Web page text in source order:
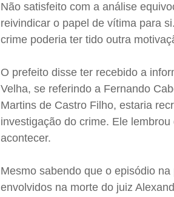
Não satisfeito com a análise
reivindicar o papel de vítima para
crime poderia ter tido outra
O prefeito disse ter recebido a
Velha, se referindo a Fernando
Martins de Castro Filho, estaria
investigação do crime. Ele
acontecer.
Mesmo sabendo que o episódio
envolvidos na morte do juiz